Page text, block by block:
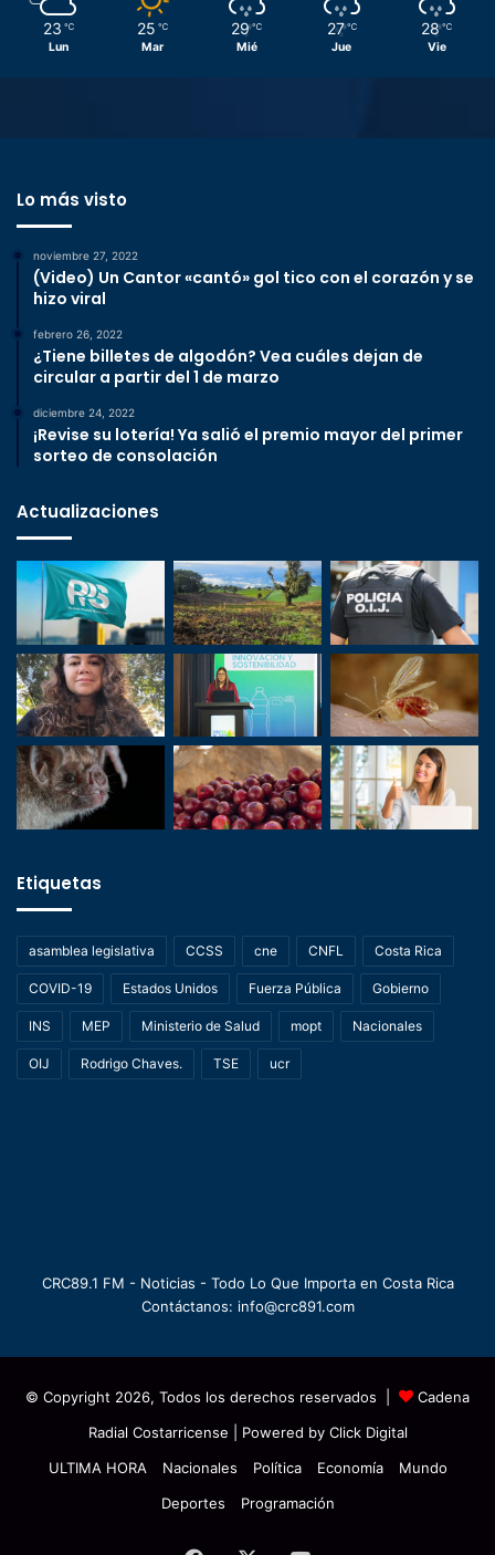
23 ℃
Lun
25 ℃
Mar
29 ℃
Mié
27 ℃
Jue
28 ℃
Vie
Lo más visto
noviembre 27, 2022
(Video) Un Cantor «cantó» gol tico con el corazón y se
hizo viral
febrero 26, 2022
¿Tiene billetes de algodón? Vea cuáles dejan de
circular a partir del 1 de marzo
diciembre 24, 2022
¡Revise su lotería! Ya salió el premio mayor del primer
sorteo de consolación
Actualizaciones
Etiquetas
asamblea legislativa CCSS cne CNFL Costa Rica
COVID-19 Estados Unidos Fuerza Pública Gobierno
INS MEP Ministerio de Salud mopt Nacionales
OIJ Rodrigo Chaves. TSE ucr
CRC89.1 FM - Noticias - Todo Lo Que Importa en Costa Rica
Contáctanos: info@crc891.com
© Copyright 2026, Todos los derechos reservados |
Cadena
Radial Costarricense | Powered by Click Digital
ULTIMA HORA
Nacionales Política Economía
Mundo
Deportes
Programación